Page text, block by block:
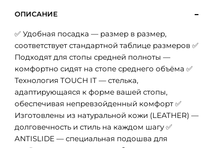
ОПИСАНИЕ
✅ Удобная посадка — размер в размер,
соответствует стандартной таблице размеров ✅
Подходят для стопы средней полноты —
комфортно сидят на стопе среднего объёма ✅
Технология TOUCH IT — стелька,
адаптирующаяся к форме вашей стопы,
обеспечивая непревзойденный комфорт ✅
Изготовлены из натуральной кожи (LEATHER) —
долговечность и стиль на каждом шагу ✅
ANTISLIDE — специальная подошва для